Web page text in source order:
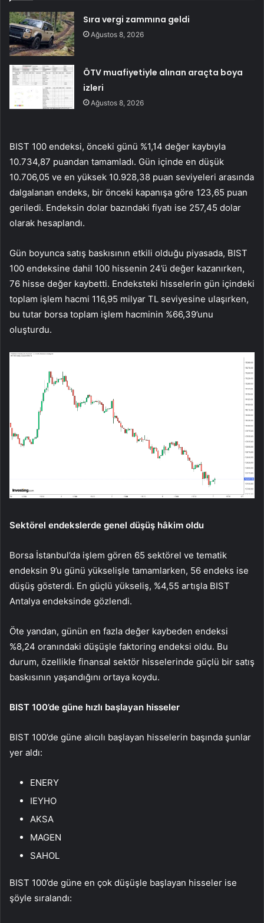
Sıra vergi zammına geldi
Ağustos 8, 2026
ÖTV muafiyetiyle alınan araçta boya
izleri
Ağustos 8, 2026
BIST 100 endeksi, önceki günü %1,14 değer kaybıyla
10.734,87 puandan tamamladı. Gün içinde en düşük
10.706,05 ve en yüksek 10.928,38 puan seviyeleri arasında
dalgalanan endeks, bir önceki kapanışa göre 123,65 puan
geriledi. Endeksin dolar bazındaki fiyatı ise 257,45 dolar
olarak hesaplandı.
Gün boyunca satış baskısının etkili olduğu piyasada, BIST
100 endeksine dahil 100 hissenin 24’ü değer kazanırken,
76 hisse değer kaybetti. Endeksteki hisselerin gün içindeki
toplam işlem hacmi 116,95 milyar TL seviyesine ulaşırken,
bu tutar borsa toplam işlem hacminin %66,39’unu
oluşturdu.
Sektörel endekslerde genel düşüş hâkim oldu
Borsa İstanbul’da işlem gören 65 sektörel ve tematik
endeksin 9’u günü yükselişle tamamlarken, 56 endeks ise
düşüş gösterdi. En güçlü yükseliş, %4,55 artışla BIST
Antalya endeksinde gözlendi.
Öte yandan, günün en fazla değer kaybeden endeksi
%8,24 oranındaki düşüşle faktoring endeksi oldu. Bu
durum, özellikle finansal sektör hisselerinde güçlü bir satış
baskısının yaşandığını ortaya koydu.
BIST 100’de güne hızlı başlayan hisseler
BIST 100’de güne alıcılı başlayan hisselerin başında şunlar
yer aldı:
ENERY
IEYHO
AKSA
MAGEN
SAHOL
BIST 100’de güne en çok düşüşle başlayan hisseler ise
şöyle sıralandı: